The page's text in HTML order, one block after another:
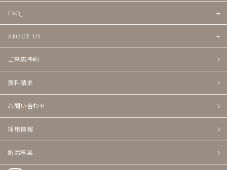
Faq
About Us
ご来店予約
資料請求
お問い合わせ
採用情報
婚活事業